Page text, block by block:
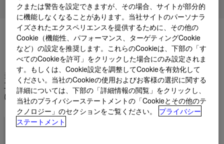
キレート剤の機能を理解する
当社の汎用性の高いキレート剤（またはキラント）を用いて、
工程内や最終製品の金属イオンを制御することができます。他
にできること：
クまたは警告を設定できますが、その場合、サイトが部分的
に機能しなくなることがあります。当社サイトのパーソナラ
イズされたエクスペリエンスを提供するために、その他の
Cookie（機能性、パフォーマンス、ターゲティングCookie
など）の設定を推奨します。これらのCookieは、下部の「す
べてのCookieを許可」をクリックした場合にのみ設定されま
す。もしくは、Cookie設定を調整してCookieを有効化して
ください。当社のCookieの使用およびお客様の選択に関する
詳細については、下部の「詳細情報の閲覧」をクリックし、
当社のプライバシーステートメントの「Cookieとその他のテ
クノロジー」のセクションをご覧ください。
プライバシー
ステートメント